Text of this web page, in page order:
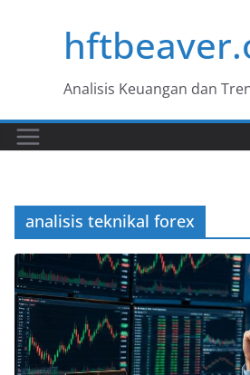
Analisis Keuangan dan
analisis teknikal forex